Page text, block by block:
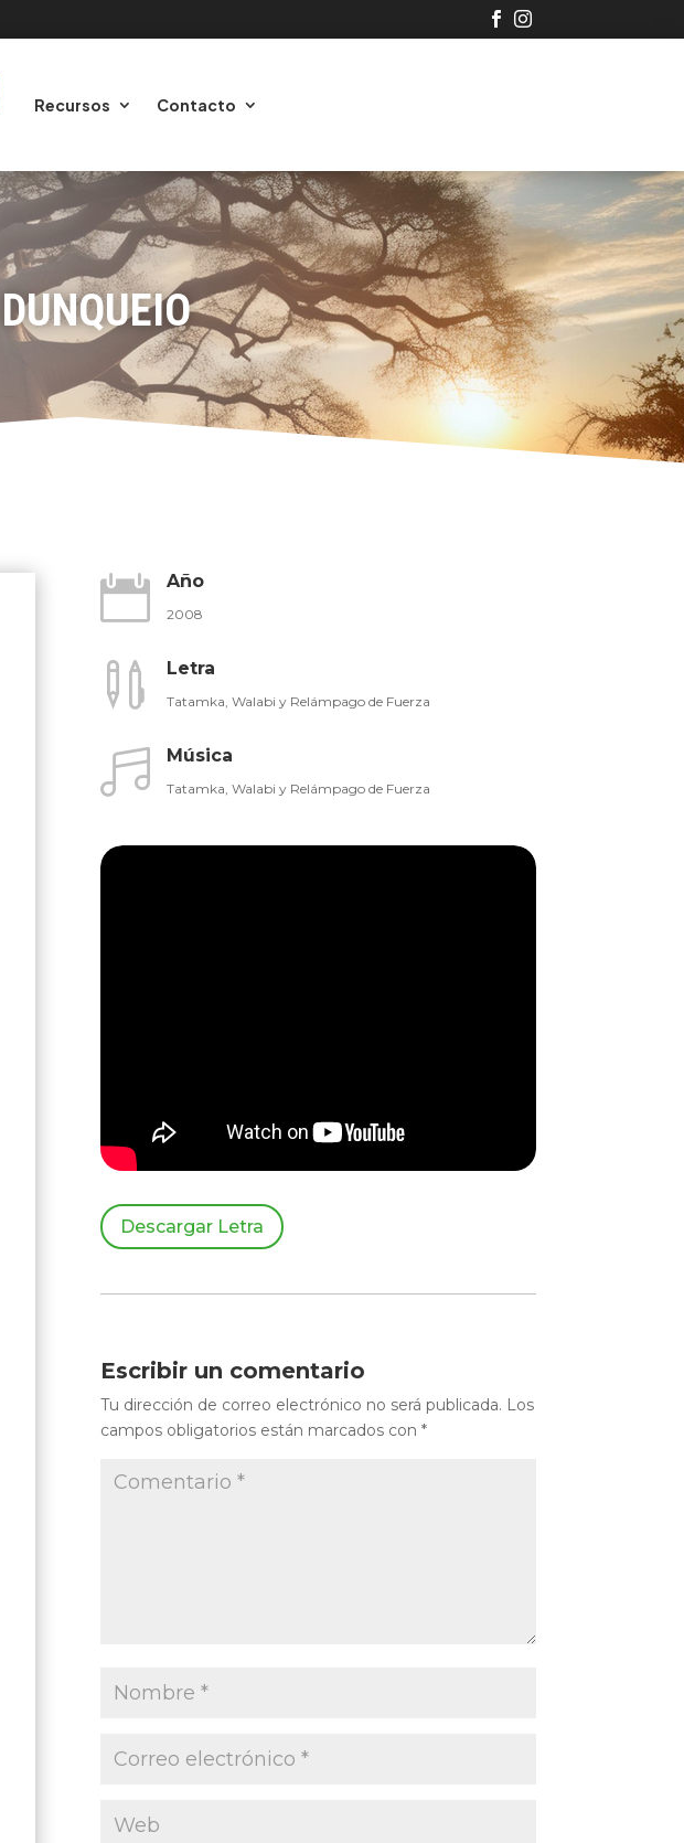
 
Recursos Contacto
 Año
2008
 Letra
Tatamka, Walabi y Relámpago de Fuerza
 Música
Tatamka, Walabi y Relámpago de Fuerza
Descargar Letra
Escribir un comentario
Tu dirección de correo electrónico no será publicada. Los
campos obligatorios están marcados con *